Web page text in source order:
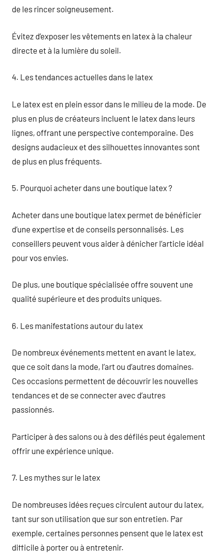
de les rincer soigneusement.
Évitez d’exposer les vêtements en latex à la chaleur
directe et à la lumière du soleil.
4. Les tendances actuelles dans le latex
Le latex est en plein essor dans le milieu de la mode. De
plus en plus de créateurs incluent le latex dans leurs
lignes, offrant une perspective contemporaine. Des
designs audacieux et des silhouettes innovantes sont
de plus en plus fréquents.
5. Pourquoi acheter dans une boutique latex ?
Acheter dans une boutique latex permet de bénéficier
d’une expertise et de conseils personnalisés. Les
conseillers peuvent vous aider à dénicher l’article idéal
pour vos envies.
De plus, une boutique spécialisée offre souvent une
qualité supérieure et des produits uniques.
6. Les manifestations autour du latex
De nombreux événements mettent en avant le latex,
que ce soit dans la mode, l’art ou d’autres domaines.
Ces occasions permettent de découvrir les nouvelles
tendances et de se connecter avec d’autres
passionnés.
Participer à des salons ou à des défilés peut également
offrir une expérience unique.
7. Les mythes sur le latex
De nombreuses idées reçues circulent autour du latex,
tant sur son utilisation que sur son entretien. Par
exemple, certaines personnes pensent que le latex est
difficile à porter ou à entretenir.